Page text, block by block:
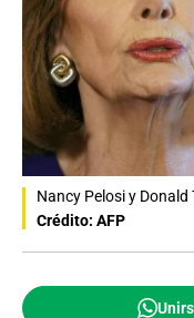
Nancy Pelosi y Donald
Crédito: AFP